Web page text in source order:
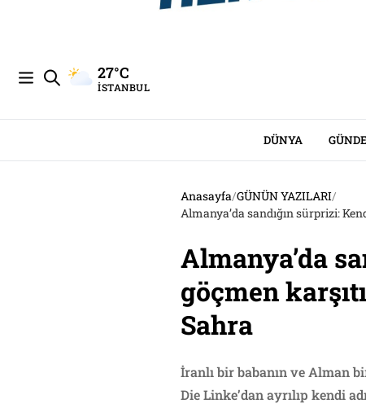
27°C
İSTANBUL
DÜNYA
Anasayfa/GÜNÜN YAZILARI/
Almanya’da sandığın sürprizi:
Almanya’da
göçmen
Sahra
İranlı bir babanın ve Alman
Die Linke’dan ayrılıp kendi